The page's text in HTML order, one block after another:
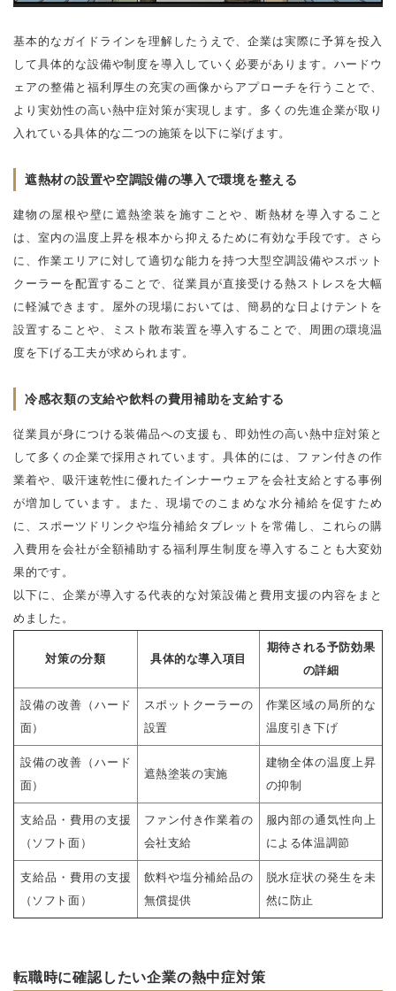
基本的なガイドラインを理解したうえで、企業は実際に予算を投入
して具体的な設備や制度を導入していく必要があります。ハードウ
ェアの整備と福利厚生の充実の画像からアプローチを行うことで、
より実効性の高い熱中症対策が実現します。多くの先進企業が取り
入れている具体的な二つの施策を以下に挙げます。
遮熱材の設置や空調設備の導入で環境を整える
建物の屋根や壁に遮熱塗装を施すことや、断熱材を導入すること
は、室内の温度上昇を根本から抑えるために有効な手段です。さら
に、作業エリアに対して適切な能力を持つ大型空調設備やスポット
クーラーを配置することで、従業員が直接受ける熱ストレスを大幅
に軽減できます。屋外の現場においては、簡易的な日よけテントを
設置することや、ミスト散布装置を導入することで、周囲の環境温
度を下げる工夫が求められます。
冷感衣類の支給や飲料の費用補助を支給する
従業員が身につける装備品への支援も、即効性の高い熱中症対策と
して多くの企業で採用されています。具体的には、ファン付きの作
業着や、吸汗速乾性に優れたインナーウェアを会社支給とする事例
が増加しています。また、現場でのこまめな水分補給を促すため
に、スポーツドリンクや塩分補給タブレットを常備し、これらの購
入費用を会社が全額補助する福利厚生制度を導入することも大変効
果的です。
以下に、企業が導入する代表的な対策設備と費用支援の内容をまと
めました。
対策の分類 具体的な導入項目
期待される予防効果
の詳細
設備の改善（ハード
面）
スポットクーラーの
設置
作業区域の局所的な
温度引き下げ
設備の改善（ハード
面）
遮熱塗装の実施
建物全体の温度上昇
の抑制
支給品・費用の支援
（ソフト面）
ファン付き作業着の
会社支給
服内部の通気性向上
による体温調節
支給品・費用の支援
（ソフト面）
飲料や塩分補給品の
無償提供
脱水症状の発生を未
然に防止
転職時に確認したい企業の熱中症対策